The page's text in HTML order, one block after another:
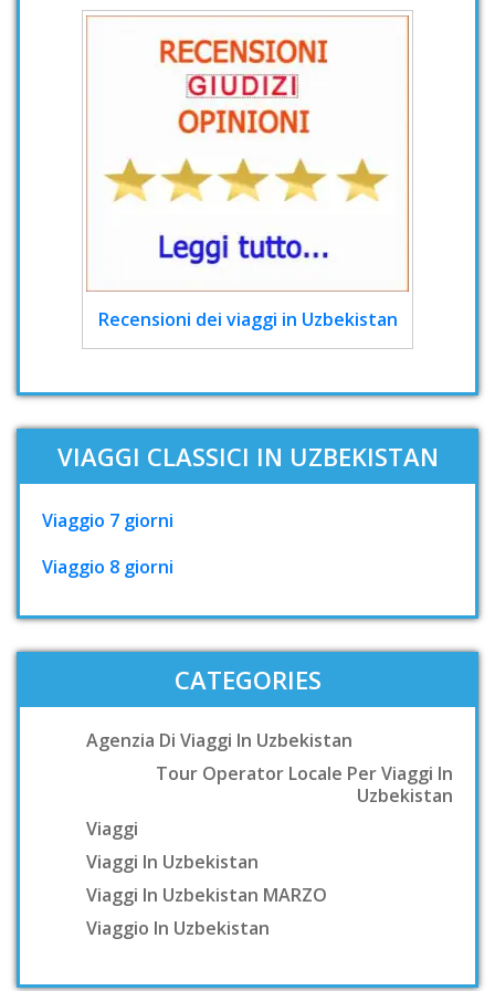
Recensioni dei viaggi in Uzbekistan
VIAGGI CLASSICI IN UZBEKISTAN
Viaggio 7 giorni
Viaggio 8 giorni
CATEGORIES
Agenzia Di Viaggi In Uzbekistan
Tour Operator Locale Per Viaggi In
Uzbekistan
Viaggi
Viaggi In Uzbekistan
Viaggi In Uzbekistan MARZO
Viaggio In Uzbekistan